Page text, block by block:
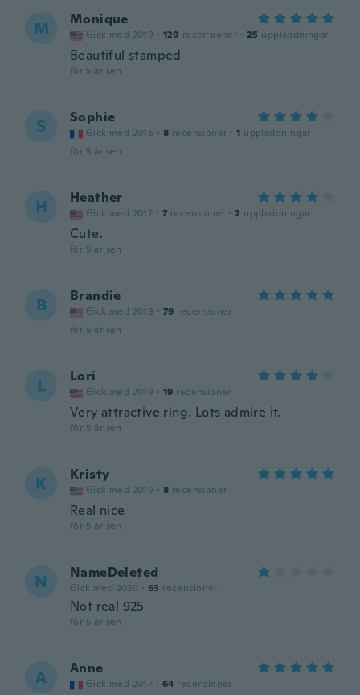
M Monique
Gick med 2019 · 129 recensioner · 25 uppladdningar
Beautiful stamped
för 5 år sen
S Sophie
Gick med 2016 · 8 recensioner · 1 uppladdningar
för 5 år sen
H Heather
Gick med 2017 · 7 recensioner · 2 uppladdningar
Cute.
för 5 år sen
B Brandie
Gick med 2019 · 79 recensioner
för 5 år sen
L Lori
Gick med 2019 · 19 recensioner
Very attractive ring. Lots admire it.
för 5 år sen
K Kristy
Gick med 2019 · 8 recensioner
Real nice
för 5 år sen
N NameDeleted
Gick med 2020 · 63 recensioner
Not real 925
för 5 år sen
A Anne
Gick med 2017 · 64 recensioner